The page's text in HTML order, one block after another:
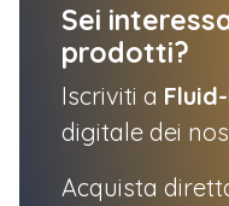
Sei
prodotti?
Iscriviti a
digitale dei
Acquista